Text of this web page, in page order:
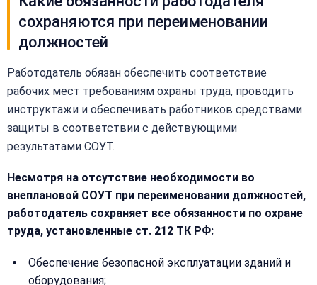
сохраняются при переименовании
должностей
Работодатель обязан обеспечить соответствие
рабочих мест требованиям охраны труда, проводить
инструктажи и обеспечивать работников средствами
защиты в соответствии с действующими
результатами СОУТ.
Несмотря на отсутствие необходимости во
внеплановой СОУТ при переименовании должностей,
работодатель сохраняет все обязанности по охране
труда, установленные ст. 212 ТК РФ:
Обеспечение безопасной эксплуатации зданий и
оборудования;